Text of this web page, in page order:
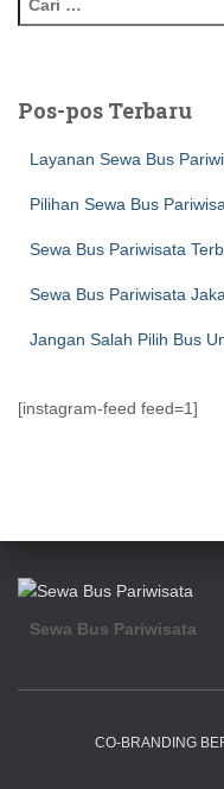
a
u
Pos-pos Terbaru
Layanan Sewa Bus
Pilihan Sewa Bus
Sewa Bus Pariwisata
Sewa Bus Pariwisata
Jangan Salah Pilih Bus
[instagram-feed feed=1]
Sewa Bus Pariwisata
CO-BRANDING